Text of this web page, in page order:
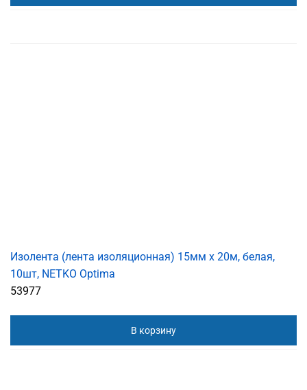
Изолента (лента изоляционная) 15мм х 20м, белая,
10шт, NETKO Optima
53977
В корзину